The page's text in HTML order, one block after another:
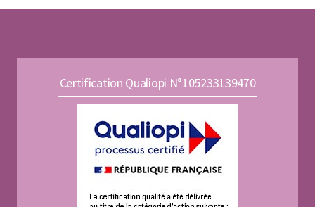
Certification Qualiopi N°105233139470